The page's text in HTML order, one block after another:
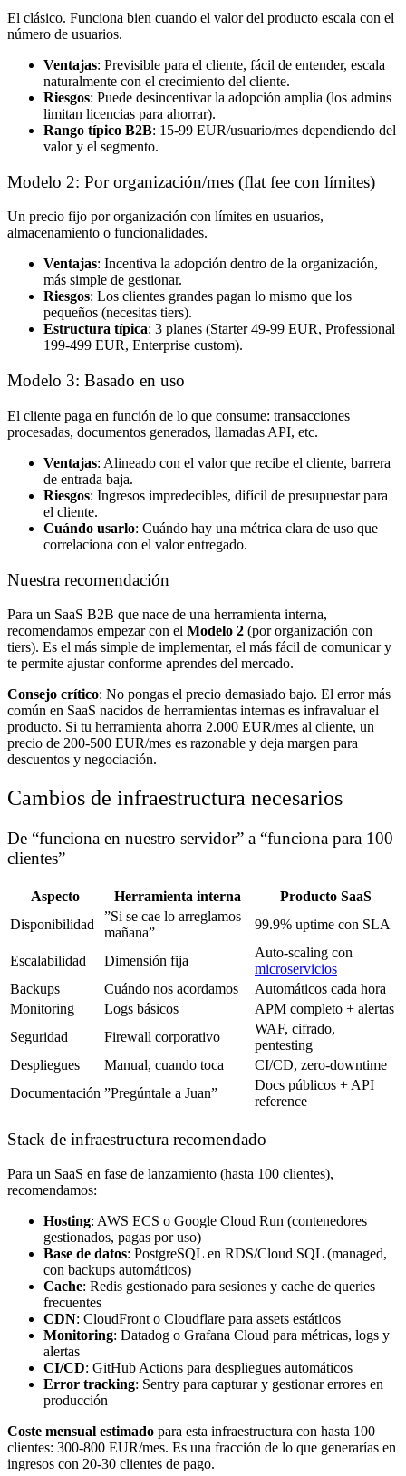
El clásico. Funciona bien cuando el valor del producto escala con el
número de usuarios.
Ventajas: Previsible para el cliente, fácil de entender, escala
naturalmente con el crecimiento del cliente.
Riesgos: Puede desincentivar la adopción amplia (los admins
limitan licencias para ahorrar).
Rango típico B2B: 15-99 EUR/usuario/mes dependiendo del
valor y el segmento.
Modelo 2: Por organización/mes (flat fee con límites)
Un precio fijo por organización con límites en usuarios,
almacenamiento o funcionalidades.
Ventajas: Incentiva la adopción dentro de la organización,
más simple de gestionar.
Riesgos: Los clientes grandes pagan lo mismo que los
pequeños (necesitas tiers).
Estructura típica: 3 planes (Starter 49-99 EUR, Professional
199-499 EUR, Enterprise custom).
Modelo 3: Basado en uso
El cliente paga en función de lo que consume: transacciones
procesadas, documentos generados, llamadas API, etc.
Ventajas: Alineado con el valor que recibe el cliente, barrera
de entrada baja.
Riesgos: Ingresos impredecibles, difícil de presupuestar para
el cliente.
Cuándo usarlo: Cuándo hay una métrica clara de uso que
correlaciona con el valor entregado.
Nuestra recomendación
Para un SaaS B2B que nace de una herramienta interna,
recomendamos empezar con el Modelo 2 (por organización con
tiers). Es el más simple de implementar, el más fácil de comunicar y
te permite ajustar conforme aprendes del mercado.
Consejo crítico: No pongas el precio demasiado bajo. El error más
común en SaaS nacidos de herramientas internas es infravaluar el
producto. Si tu herramienta ahorra 2.000 EUR/mes al cliente, un
precio de 200-500 EUR/mes es razonable y deja margen para
descuentos y negociación.
Cambios de infraestructura necesarios
De “funciona en nuestro servidor” a “funciona para 100
clientes”
Aspecto Herramienta interna
Producto SaaS
Disponibilidad
”Si se cae lo arreglamos
mañana”
99.9% uptime con SLA
Escalabilidad Dimensión fija
Auto-scaling con
microservicios
Backups
Cuándo nos acordamos
Automáticos cada hora
Monitoring
Logs básicos
APM completo + alertas
Seguridad
Firewall corporativo
WAF, cifrado,
pentesting
Despliegues
Manual, cuando toca
CI/CD, zero-downtime
Documentación ”Pregúntale a Juan”
Docs públicos + API
reference
Stack de infraestructura recomendado
Para un SaaS en fase de lanzamiento (hasta 100 clientes),
recomendamos:
Hosting: AWS ECS o Google Cloud Run (contenedores
gestionados, pagas por uso)
Base de datos: PostgreSQL en RDS/Cloud SQL (managed,
con backups automáticos)
Cache: Redis gestionado para sesiones y cache de queries
frecuentes
CDN: CloudFront o Cloudflare para assets estáticos
Monitoring: Datadog o Grafana Cloud para métricas, logs y
alertas
CI/CD: GitHub Actions para despliegues automáticos
Error tracking: Sentry para capturar y gestionar errores en
producción
Coste mensual estimado para esta infraestructura con hasta 100
clientes: 300-800 EUR/mes. Es una fracción de lo que generarías en
ingresos con 20-30 clientes de pago.